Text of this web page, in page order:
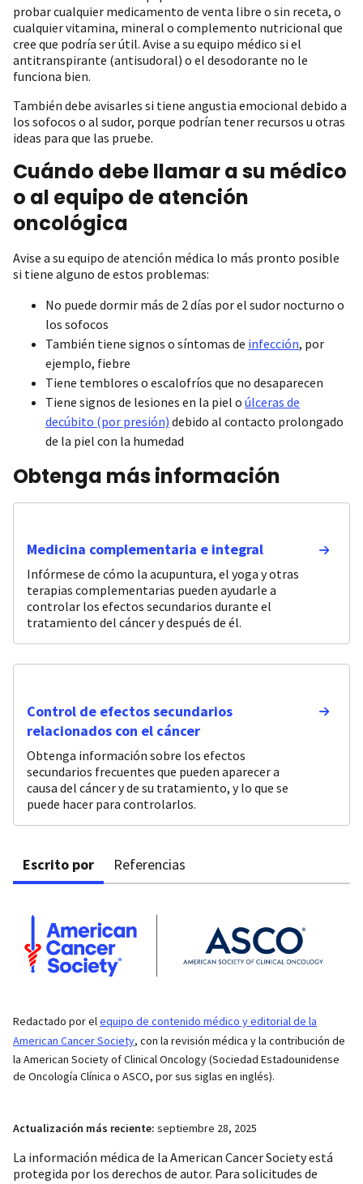
probar cualquier medicamento de venta libre o sin receta, o
cualquier vitamina, mineral o complemento nutricional que
cree que podría ser útil. Avise a su equipo médico si el
antitranspirante (antisudoral) o el desodorante no le
funciona bien.
También debe avisarles si tiene angustia emocional debido a
los sofocos o al sudor, porque podrían tener recursos u otras
ideas para que las pruebe.
Cuándo debe llamar a su médico
o al equipo de atención
oncológica
Avise a su equipo de atención médica lo más pronto posible
si tiene alguno de estos problemas:
No puede dormir más de 2 días por el sudor nocturno o
los sofocos
También tiene signos o síntomas de infección, por
ejemplo, fiebre
Tiene temblores o escalofríos que no desaparecen
Tiene signos de lesiones en la piel o úlceras de
decúbito (por presión) debido al contacto prolongado
de la piel con la humedad
Obtenga más información
Medicina complementaria e integral
Infórmese de cómo la acupuntura, el yoga y otras
terapias complementarias pueden ayudarle a
controlar los efectos secundarios durante el
tratamiento del cáncer y después de él.
Control de efectos secundarios
relacionados con el cáncer
Obtenga información sobre los efectos
secundarios frecuentes que pueden aparecer a
causa del cáncer y de su tratamiento, y lo que se
puede hacer para controlarlos.
Escrito por Referencias
Redactado por elequipo de contenido médico y editorial de la
American Cancer Society, con la revisión médica y la contribución de
la American Society of Clinical Oncology (Sociedad Estadounidense
de Oncología Clínica o ASCO, por sus siglas en inglés).
Actualización más reciente: septiembre 28, 2025
La información médica de la American Cancer Society está
protegida por los derechos de autor. Para solicitudes de